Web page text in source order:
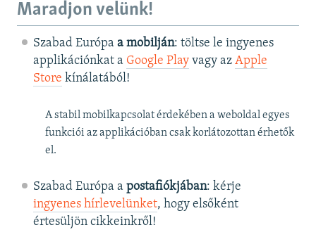
Maradjon velünk!
Szabad Európa a mobilján: töltse le ingyenes
applikációnkat a Google Playvagy az Apple
Store kínálatából!
A stabil mobilkapcsolat érdekében a weboldal egyes
funkciói az applikációban csak korlátozottan érhetők
el.
Szabad Európa a postafiókjában: kérje
ingyenes hírlevelünket, hogy elsőként
értesüljön cikkeinkről!